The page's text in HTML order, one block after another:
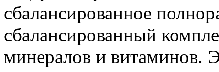
сбалансированное
сбалансированный
минералов и витаминов.